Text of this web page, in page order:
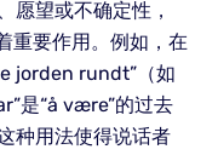
愿望或不确定性，
重要作用。例如，在
jorden rundt”（如
是“å være”的过去
种用法使得说话者